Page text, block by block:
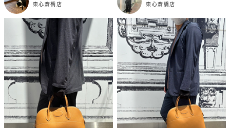
東心斎橋店 東心斎橋店